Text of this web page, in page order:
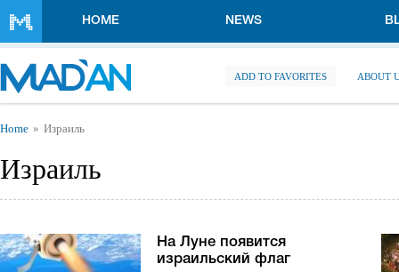
HOME NEWS
ADD TO FAVORITES ABOUT
You are here
Home Израиль
Израиль
На Луне появится
израильский флаг